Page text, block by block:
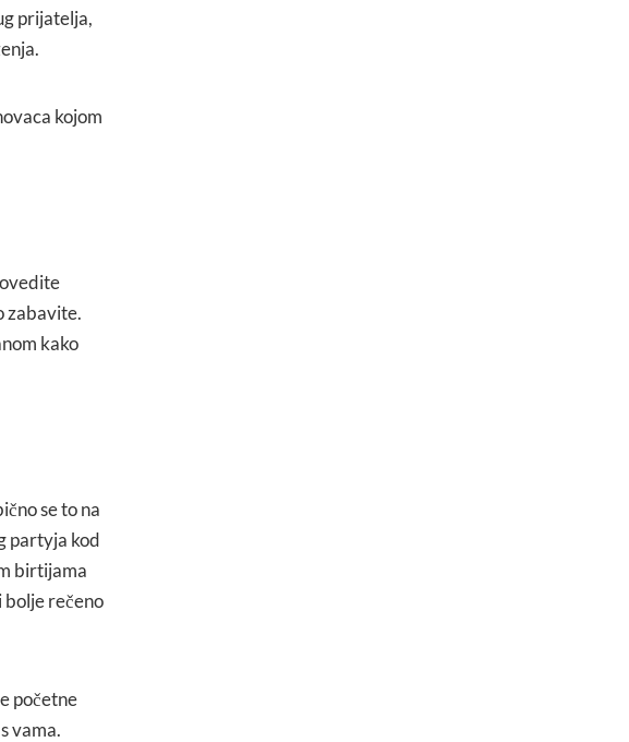
prijatelja,
kojom
zabavite.
kako
se to na
partyja kod
birtijama
bolje rečeno
početne
vama.